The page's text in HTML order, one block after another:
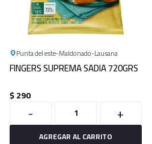
Punta del este Maldonado Lausana
FINGERS SUPREMA SADIA 720GRS
$290
- +